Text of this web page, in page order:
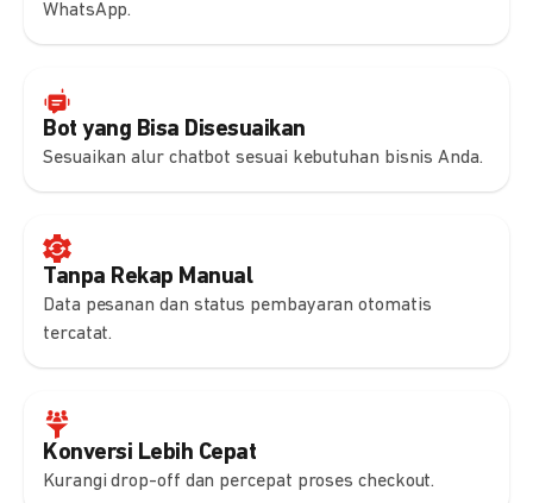
WhatsApp.
Bot yang Bisa Disesuaikan
Sesuaikan alur chatbot sesuai kebutuhan bisnis Anda.
Tanpa Rekap Manual
Data pesanan dan status pembayaran otomatis
tercatat.
Konversi Lebih Cepat
Kurangi drop-off dan percepat proses checkout.